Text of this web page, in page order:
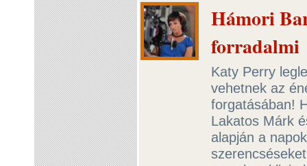
Hámori
forradalmi
Katy Perry
vehetnek az
forgatásában!
Lakatos Márk
alapján a